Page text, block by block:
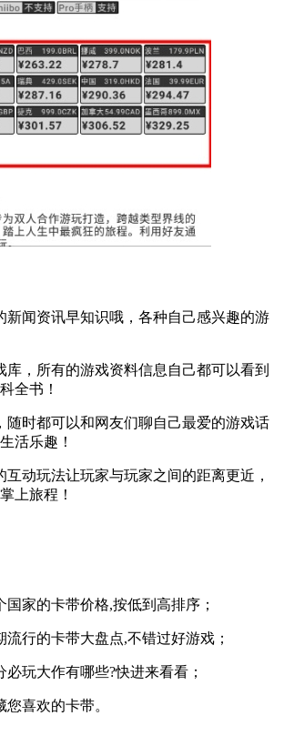
新闻资讯早知识哦，各种自己感兴趣的游
库，所有的游戏资料信息自己都可以看到
全书！
随时都可以和网友们聊自己最爱的游戏话
活乐趣！
互动玩法让玩家与玩家之间的距离更近，
上旅程！
国家的卡带价格,按低到高排序；
流行的卡带大盘点,不错过好游戏；
玩大作有哪些?快进来看看；
喜欢的卡带。